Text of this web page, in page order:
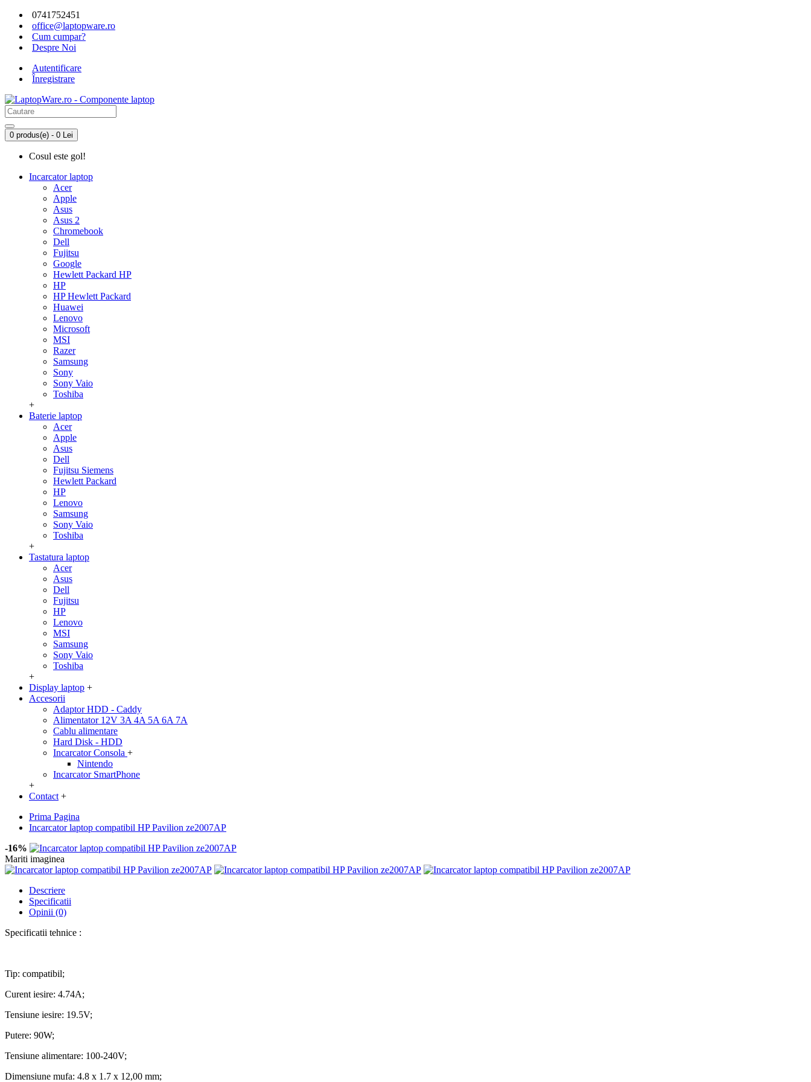
0741752451
office@laptopware.ro
Cum cumpar?
Despre Noi
Autentificare
Înregistrare
0 produs(e) - 0 Lei
Cosul este gol!
Incarcator laptop
Acer
Apple
Asus
Asus 2
Chromebook
Dell
Fujitsu
Google
Hewlett Packard HP
HP
HP Hewlett Packard
Huawei
Lenovo
Microsoft
MSI
Razer
Samsung
Sony
Sony Vaio
Toshiba
+
Baterie laptop
Acer
Apple
Asus
Dell
Fujitsu Siemens
Hewlett Packard
HP
Lenovo
Samsung
Sony Vaio
Toshiba
+
Tastatura laptop
Acer
Asus
Dell
Fujitsu
HP
Lenovo
MSI
Samsung
Sony Vaio
Toshiba
+
Display laptop +
Accesorii
Adaptor HDD - Caddy
Alimentator 12V 3A 4A 5A 6A 7A
Cablu alimentare
Hard Disk - HDD
Incarcator Consola +
Nintendo
Incarcator SmartPhone
+
Contact +
Prima Pagina
Incarcator laptop compatibil HP Pavilion ze2007AP
-16%
Mariti imaginea
Descriere
Specificatii
Opinii (0)
Specificatii tehnice :
Tip: compatibil;
Curent iesire: 4.74A;
Tensiune iesire: 19.5V;
Putere: 90W;
Tensiune alimentare: 100-240V;
Dimensiune mufa: 4.8 x 1.7 x 12,00 mm;